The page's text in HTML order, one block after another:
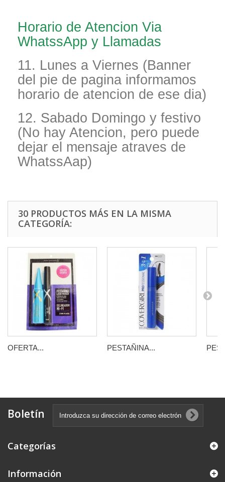
Horario de Atencion Via
WhatssApp y Llamadas
11. Lunes a Viernes (Banner
del pie de pagina informamos
horario de atencion de ese dia)
12. Sabado Domingo y festivo
(No hay Atencion, pero puede
dejar el mensaje atraves de
WhatssAap)
30 PRODUCTOS MÁS EN LA MISMA
CATEGORÍA:
OFERTA... PESTAÑINA...
Boletín
Categorías
Información